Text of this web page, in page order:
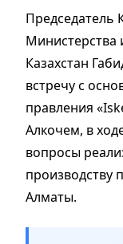
Председатель
Министерства
Казахстан
встречу с
правления
Алкочем, в
вопросы
производству
Алматы.